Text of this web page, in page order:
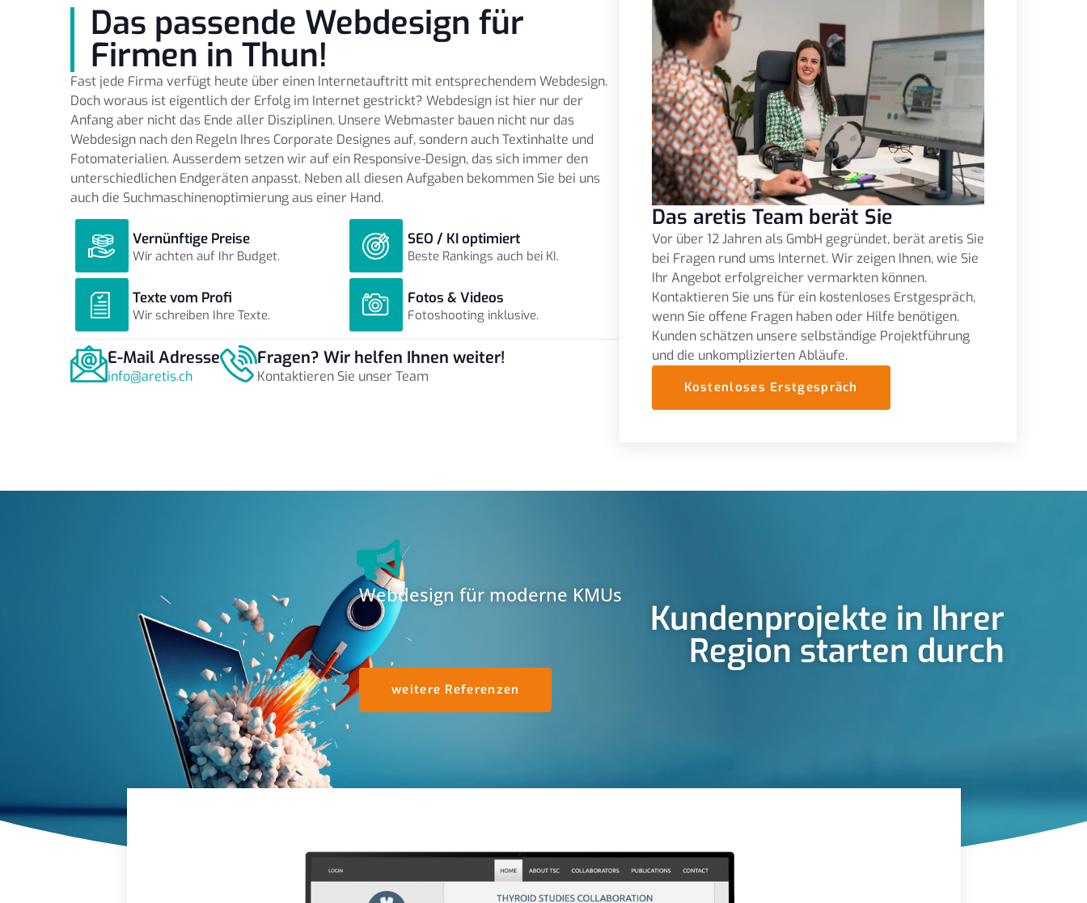
Das passende Webdesign für
Firmen in Thun!
Fast jede Firma verfügt heute über einen Internetauftritt mit entsprechendem Webdesign.
Doch woraus ist eigentlich der Erfolg im Internet gestrickt? Webdesign ist hier nur der
Anfang aber nicht das Ende aller Disziplinen. Unsere Webmaster bauen nicht nur das
Webdesign nach den Regeln Ihres Corporate Designes auf, sondern auch Textinhalte und
Fotomaterialien. Ausserdem setzen wir auf ein Responsive-Design, das sich immer den
unterschiedlichen Endgeräten anpasst. Neben all diesen Aufgaben bekommen Sie bei uns
auch die Suchmaschinenoptimierung aus einer Hand.
Vernünftige Preise
Wir achten auf Ihr Budget.
SEO / KI optimiert
Beste Rankings auch bei KI.
Texte vom Profi
Wir schreiben Ihre Texte.
Fotos & Videos
Fotoshooting inklusive.
E-Mail Adresse
info@aretis.ch
Fragen? Wir helfen Ihnen weiter!
Kontaktieren Sie unser Team
Das aretis Team berät Sie
Vor über 12 Jahren als GmbH gegründet, berät aretis Sie
bei Fragen rund ums Internet. Wir zeigen Ihnen, wie Sie
Ihr Angebot erfolgreicher vermarkten können.
Kontaktieren Sie uns für ein kostenloses Erstgespräch,
wenn Sie offene Fragen haben oder Hilfe benötigen.
Kunden schätzen unsere selbständige Projektführung
und die unkomplizierten Abläufe.
Kostenloses Erstgespräch
Webdesign für moderne KMUs
Kundenprojekte in Ihrer
Region starten durch
weitere Referenzen